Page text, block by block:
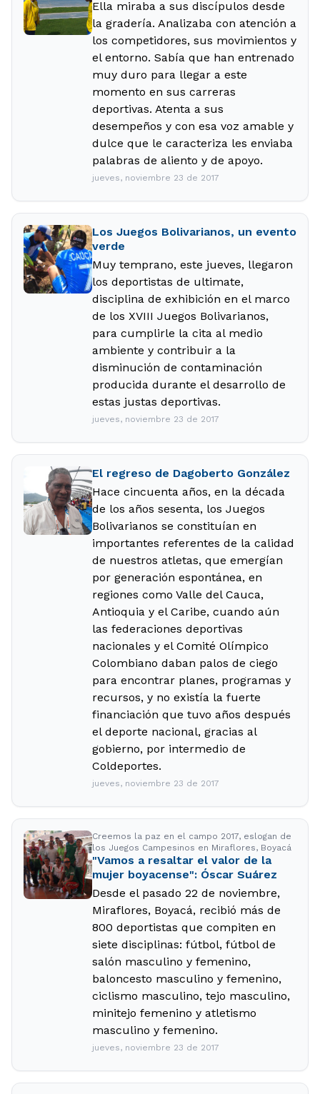
Ella miraba a sus discípulos desde
la gradería. Analizaba con atención a
los competidores, sus movimientos y
el entorno. Sabía que han entrenado
muy duro para llegar a este
momento en sus carreras
deportivas. Atenta a sus
desempeños y con esa voz amable y
dulce que le caracteriza les enviaba
palabras de aliento y de apoyo.
jueves, noviembre 23 de 2017
Los Juegos Bolivarianos, un evento
verde
Muy temprano, este jueves, llegaron
los deportistas de ultimate,
disciplina de exhibición en el marco
de los XVIII Juegos Bolivarianos,
para cumplirle la cita al medio
ambiente y contribuir a la
disminución de contaminación
producida durante el desarrollo de
estas justas deportivas.
jueves, noviembre 23 de 2017
El regreso de Dagoberto González
Hace cincuenta años, en la década
de los años sesenta, los Juegos
Bolivarianos se constituían en
importantes referentes de la calidad
de nuestros atletas, que emergían
por generación espontánea, en
regiones como Valle del Cauca,
Antioquia y el Caribe, cuando aún
las federaciones deportivas
nacionales y el Comité Olímpico
Colombiano daban palos de ciego
para encontrar planes, programas y
recursos, y no existía la fuerte
financiación que tuvo años después
el deporte nacional, gracias al
gobierno, por intermedio de
Coldeportes.
jueves, noviembre 23 de 2017
Creemos la paz en el campo 2017, eslogan de
los Juegos Campesinos en Miraflores, Boyacá
"Vamos a resaltar el valor de la
mujer boyacense": Óscar Suárez
Desde el pasado 22 de noviembre,
Miraflores, Boyacá, recibió más de
800 deportistas que compiten en
siete disciplinas: fútbol, fútbol de
salón masculino y femenino,
baloncesto masculino y femenino,
ciclismo masculino, tejo masculino,
minitejo femenino y atletismo
masculino y femenino.
jueves, noviembre 23 de 2017